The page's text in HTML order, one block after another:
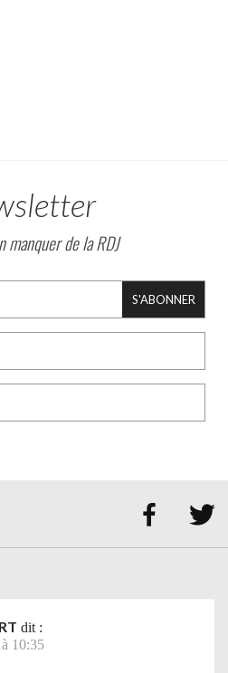
manquer de la RDJ
S'ABONNER
 
dit :
10:35